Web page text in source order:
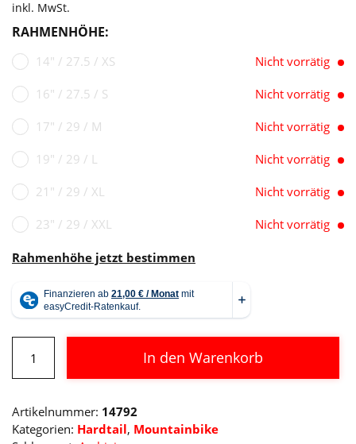
inkl. MwSt.
RAHMENHÖHE:
14" / 27.5 / XS Nicht vorrätig
16" / 27.5 / S Nicht vorrätig
17" / 29 / M Nicht vorrätig
19" / 29 / L Nicht vorrätig
21" / 29 / XL Nicht vorrätig
23" / 29 / XXL Nicht vorrätig
Rahmenhöhe jetzt bestimmen
SL
´n
´orange
In den Warenkorb
Artikelnummer: 14792
Kategorien: Hardtail, Mountainbike